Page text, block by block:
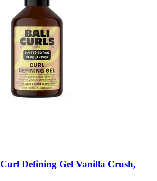
Curl Defining Gel Vanilla Crush,